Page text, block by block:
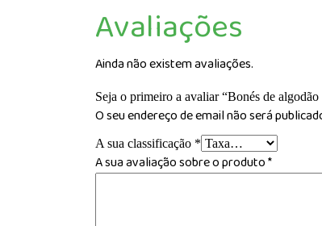
Avaliações
Ainda não existem avaliações.
Seja o primeiro a avaliar “Bonés de algodão
O seu endereço de email não será
A sua classificação *
A sua avaliação sobre o produto*